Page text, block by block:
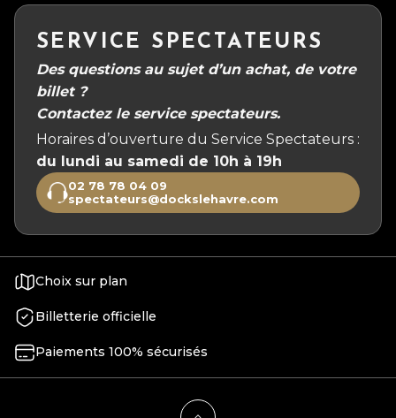
SERVICE SPECTATEURS
Des questions au sujet d’un achat, de votre
billet ?
Contactez le service spectateurs.
Horaires d’ouverture du Service Spectateurs :
du lundi au samedi de 10h à 19h
02 78 78 04 09
spectateurs@dockslehavre.com
Choix sur plan
Billetterie officielle
Paiements 100% sécurisés